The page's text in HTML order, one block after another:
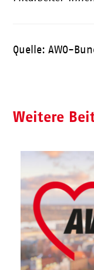
Quelle: AWO-
Weitere